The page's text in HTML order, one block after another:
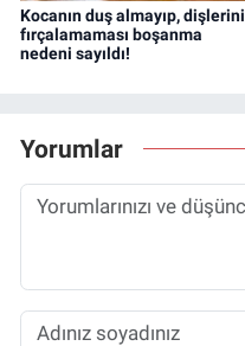
Kocanın duş almayıp, dişlerini
fırçalamaması boşanma
nedeni sayıldı!
Yorumlar